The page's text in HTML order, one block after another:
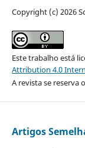
Copyright (c) 2026
Este trabalho está
Attribution 4.0
A revista se reserva
Artigos